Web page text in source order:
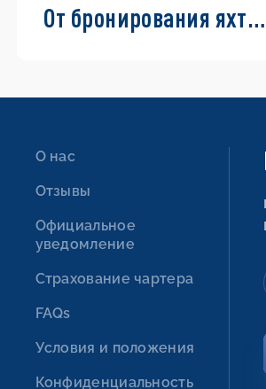
От бронирования яхты
О нас
Отзывы
Официальное
уведомление
Страхование чартера
FAQs
Условия и положения
Конфиденциальность